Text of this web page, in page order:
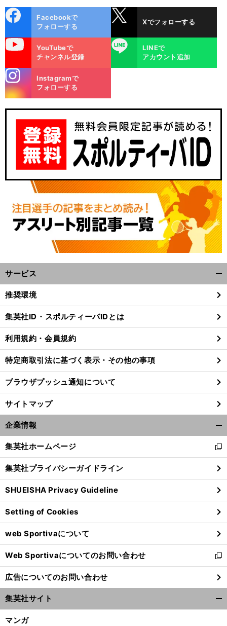
、
。
前
ok
Facebookで
フォローする
Xでフォローする
YouTubeで
チャンネル登録
LINE
LINEで
アカウント追加
m
Instagramで
フォローする
サービス
閉
る
推奨環境
集英社ID・スポルティーバIDとは
利用規約・会員規約
特定商取引法に基づく表示・その他の事項
ブラウザプッシュ通知について
サイトマップ
企業情報
閉
る
集英社ホームページ
新
し
い
ウ
ィ
ン
ド
ウ
で
開
く
集英社プライバシーガイドライン
SHUEISHA Privacy Guideline
Setting of Cookies
web Sportivaについて
Web Sportivaについてのお問い合わせ
新
し
い
ウ
ィ
ン
広告についてのお問い合わせ
集英社サイト
マンガ